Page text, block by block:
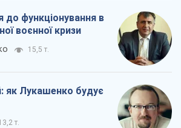
до функціонування в
воєнної кризи
15,5 т.
як Лукашенко будує
т.